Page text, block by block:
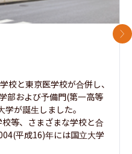
校と東京医学校が合併し、
部および予備門(第一高等
が誕生しました。
等、さまざまな学校と合
平成16)年には国立大学
次